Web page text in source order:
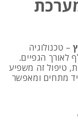
– טכנולוגיה
הגפיים.
טיפול זה משפיע
מתחים ומאפשר